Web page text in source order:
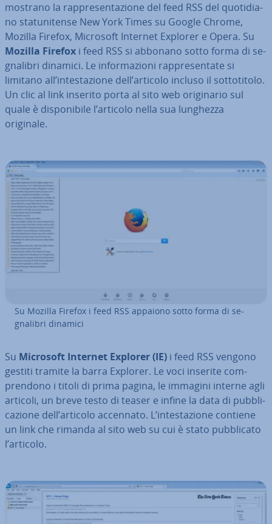
mostrano la rap­pre­sen­ta­zio­ne del feed RSS del quo­ti­dia­
no sta­tu­ni­ten­se New York Times su Google Chrome,
Mozilla Firefox, Microsoft Internet Explorer e Opera. Su
Mozilla Firefox i feed RSS si abbonano sotto forma di se­
gna­li­bri dinamici. Le in­for­ma­zio­ni rap­pre­sen­ta­te si
limitano all’in­te­sta­zio­ne dell’articolo incluso il sot­to­ti­to­lo.
Un clic al link inserito porta al sito web ori­gi­na­rio sul
quale è di­spo­ni­bi­le l’articolo nella sua lunghezza
originale.
Su Mozilla Firefox i feed RSS appaiono sotto forma di se­
gna­li­bri dinamici
Su Microsoft Internet Explorer (IE) i feed RSS vengono
gestiti tramite la barra Explorer. Le voci inserite com­
pren­do­no i titoli di prima pagina, le immagini interne agli
articoli, un breve testo di teaser e infine la data di pub­bli­
ca­zio­ne dell’articolo accennato. L’in­te­sta­zio­ne contiene
un link che rimanda al sito web su cui è stato pub­bli­ca­to
l’articolo.